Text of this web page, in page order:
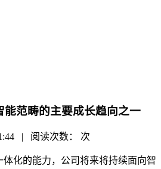
范畴的主要成长趋向之一
| 阅读次数： 次
化的能力，公司将来将持续面向智